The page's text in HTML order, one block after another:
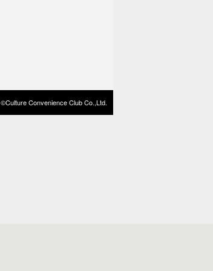
©Culture Convenience Club Co.,Ltd.